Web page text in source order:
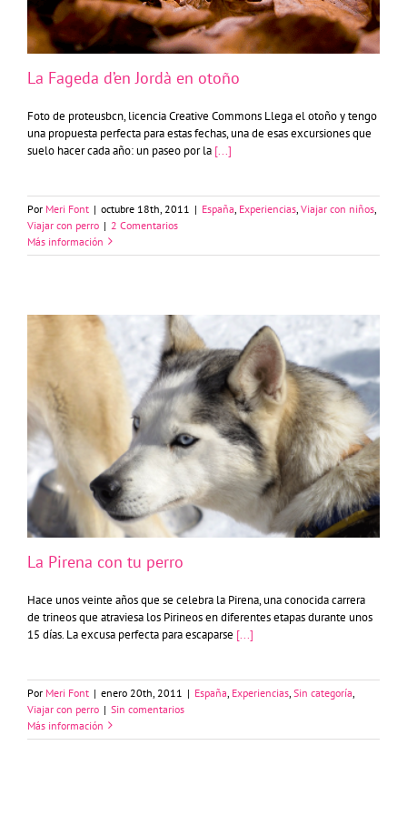
La Fageda d’en Jordà en otoño
Foto de proteusbcn, licencia Creative Commons Llega el otoño y tengo
una propuesta perfecta para estas fechas, una de esas excursiones que
suelo hacer cada año: un paseo por la [...]
Por Meri Font | octubre 18th, 2011 | España Experiencias Viajar con niños
Viajar con perro | 2 Comentarios
Más información
La Pirena con tu perro
La Pirena con tu perro
Hace unos veinte años que se celebra la Pirena, una conocida carrera
de trineos que atraviesa los Pirineos en diferentes etapas durante unos
15 días. La excusa perfecta para escaparse [...]
Por Meri Font | enero 20th, 2011 | España Experiencias Sin categoría
Viajar con perro | Sin comentarios
Más información